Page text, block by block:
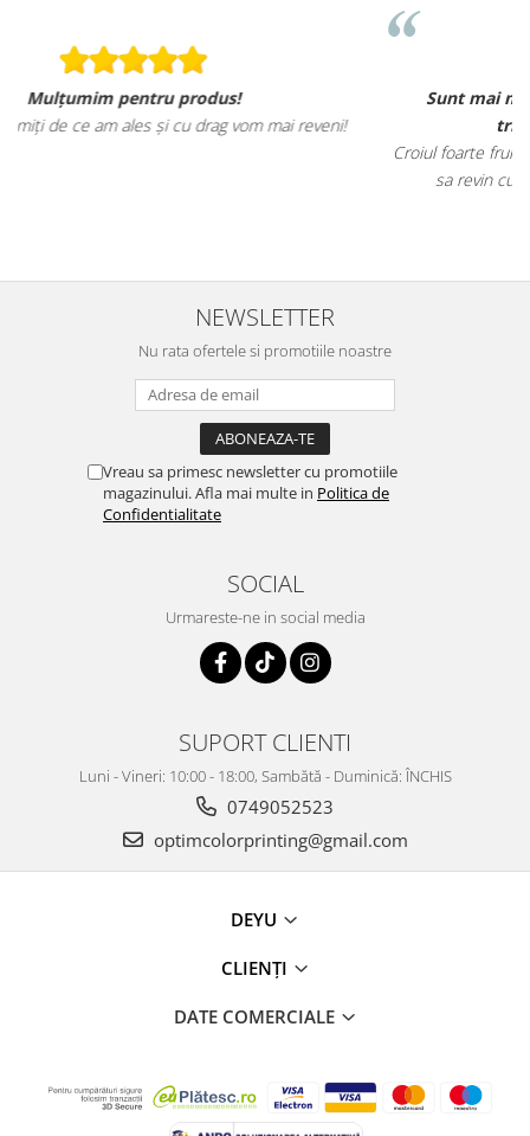
Sunt mai mult decat incantata de ele, materialele
tricourilor sunt foarte calitative,
Croiul foarte frumos, am ramas placut impresionata, abia
sa revin cu alte comenzi si sa incerc si alte produse.
NEWSLETTER
Nu rata ofertele si promotiile noastre
Vreau sa primesc newsletter cu promotiile
magazinului. Afla mai multe in Politica de
Confidentialitate
SOCIAL
Urmareste-ne in social media
SUPORT CLIENTI
Luni - Vineri: 10:00 - 18:00, Sambătă - Duminică: ÎNCHIS
0749052523
optimcolorprinting@gmail.com
DEYU
CLIENȚI
DATE COMERCIALE